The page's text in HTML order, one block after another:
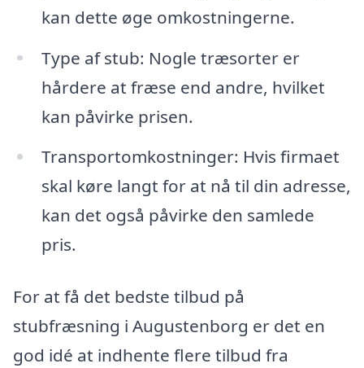
kan dette øge omkostningerne.
Type af stub: Nogle træsorter er
hårdere at fræse end andre, hvilket
kan påvirke prisen.
Transportomkostninger: Hvis firmaet
skal køre langt for at nå til din adresse,
kan det også påvirke den samlede
pris.
For at få det bedste tilbud på
stubfræsning i Augustenborg er det en
god idé at indhente flere tilbud fra